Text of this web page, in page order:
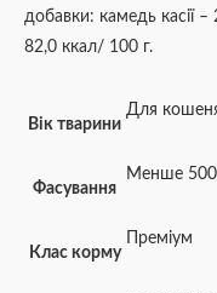
добавки: камедь
82,0 ккал/ 100 г.
Вік тварини
Для
Фасування
Менше 500
Клас корму
Преміум